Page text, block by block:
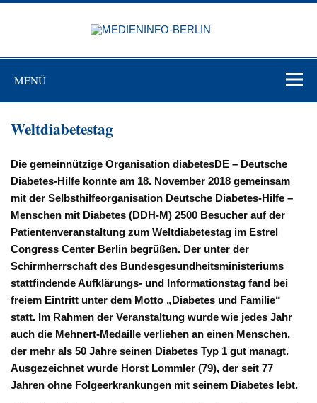
Zum
MENÜ
Weltdiabetestag
Die gemeinnützige Organisation diabetesDE – Deutsche
Diabetes-Hilfe konnte am 18. November 2018 gemeinsam
mit der Selbsthilfeorganisation Deutsche Diabetes-Hilfe –
Menschen mit Diabetes (DDH-M) 2500 Besucher auf der
Patientenveranstaltung zum Weltdiabetestag im Estrel
Congress Center Berlin begrüßen. Der unter der
Schirmherrschaft des Bundesgesundheitsministeriums
stattfindende Aufklärungs- und Informationstag fand bei
freiem Eintritt unter dem Motto „Diabetes und Familie“
statt. Im Rahmen der Veranstaltung wurde wie jedes Jahr
auch die Mehnert-Medaille verliehen an einen Menschen,
der mehr als 50 Jahre seinen Diabetes Typ 1 gut managt.
Ausgezeichnet wurde Horst Lommler (79), der seit 77
Jahren ohne Folgeerkrankungen mit seinem Diabetes lebt.